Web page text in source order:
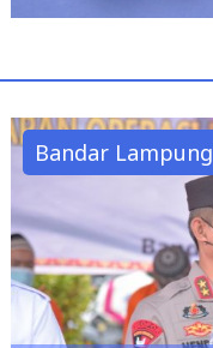
Bandar Lampung